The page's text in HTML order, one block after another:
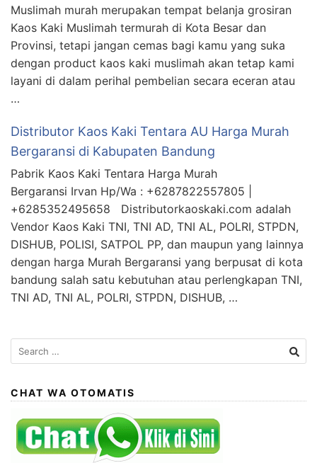
Muslimah murah merupakan tempat belanja grosiran
Kaos Kaki Muslimah termurah di Kota Besar dan
Provinsi, tetapi jangan cemas bagi kamu yang suka
dengan product kaos kaki muslimah akan tetap kami
layani di dalam perihal pembelian secara eceran atau
…
Distributor Kaos Kaki Tentara AU Harga Murah
Bergaransi di Kabupaten Bandung
Pabrik Kaos Kaki Tentara Harga Murah
Bergaransi Irvan Hp/Wa : +6287822557805 |
+6285352495658 Distributorkaoskaki.com adalah
Vendor Kaos Kaki TNI, TNI AD, TNI AL, POLRI, STPDN,
DISHUB, POLISI, SATPOL PP, dan maupun yang lainnya
dengan harga Murah Bergaransi yang berpusat di kota
bandung salah satu kebutuhan atau perlengkapan TNI,
TNI AD, TNI AL, POLRI, STPDN, DISHUB, …
Search
for:
CHAT WA OTOMATIS